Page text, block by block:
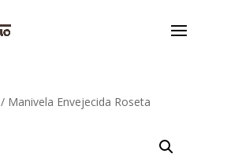
/ Manivela Envejecida Roseta